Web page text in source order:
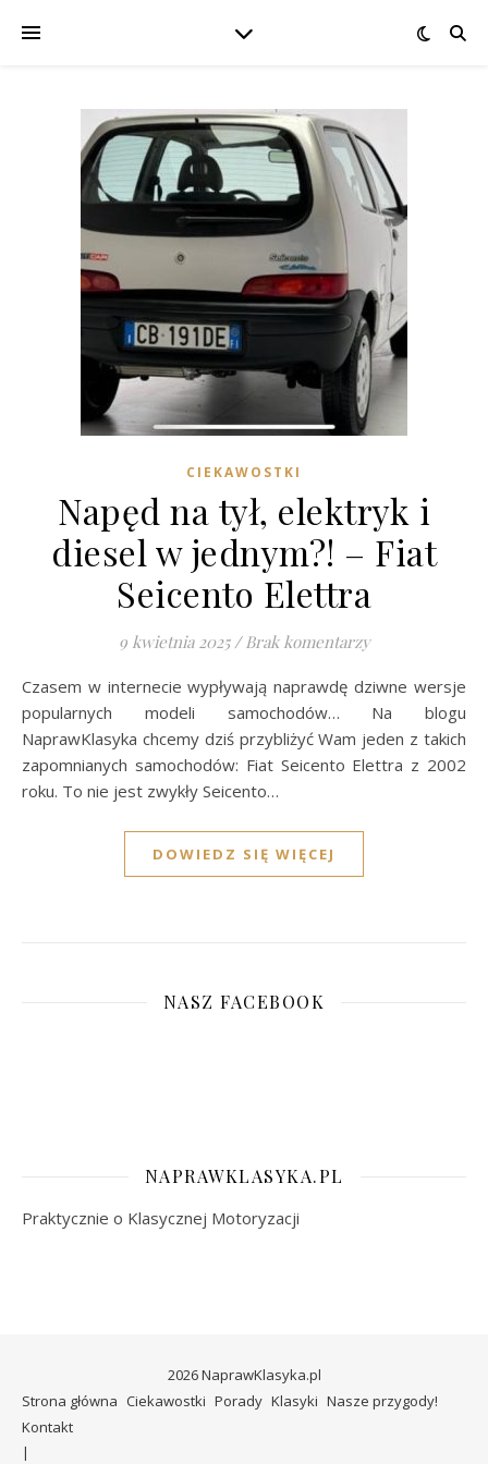
CIEKAWOSTKI
Napęd na tył, elektryk i
diesel w jednym?! – Fiat
Seicento Elettra
9 kwietnia 2025 / Brak komentarzy
Czasem w internecie wypływają naprawdę dziwne wersje
popularnych modeli samochodów… Na blogu
NaprawKlasyka chcemy dziś przybliżyć Wam jeden z takich
zapomnianych samochodów: Fiat Seicento Elettra z 2002
roku. To nie jest zwykły Seicento…
DOWIEDZ SIĘ WIĘCEJ
NASZ FACEBOOK
NAPRAWKLASYKA.PL
Praktycznie o Klasycznej Motoryzacji
2026 NaprawKlasyka.pl
Strona główna Ciekawostki Porady Klasyki Nasze przygody!
Kontakt